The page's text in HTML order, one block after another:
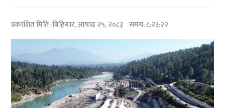
प्रकाशित मिति:बिहिबार, आषाढ २५, २०८३ समय: ८:२३:२२